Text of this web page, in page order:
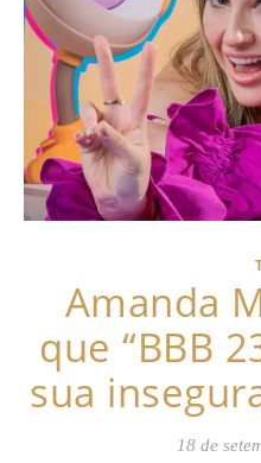
Amanda
que “BBB
sua
18 de